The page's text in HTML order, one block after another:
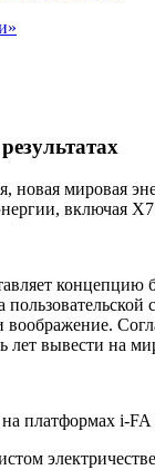
мировая
включая
концепцию
воображение.
вывести на
на платформах i-